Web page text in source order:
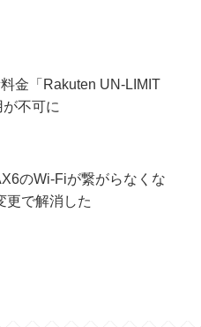
金「Rakuten UN-LIMIT
不可に
のWi-Fiが繋がらなくな
更で解消した